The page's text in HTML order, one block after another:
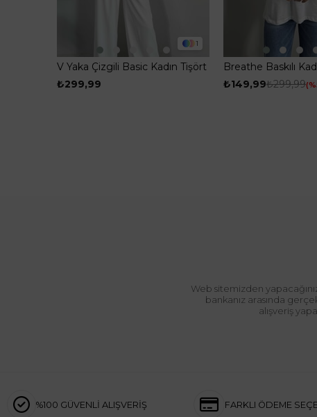
1
V Yaka Çizgili Basic Kadın Tişört
Pembe
₺299,99
Breathe Baskılı
Beyaz
₺149,99₺299,99
Web sitemizden
bankanız arasında
alışveriş
%100 GÜVENLİ ALIŞVERİŞ FARKLI ÖDEME